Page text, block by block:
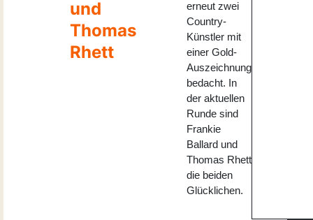
und
Thomas
Rhett
erneut zwei
Country-
Künstler mit
einer Gold-
Auszeichnung
bedacht. In
der aktuellen
Runde sind
Frankie
Ballard und
Thomas Rhett
die beiden
Glücklichen.